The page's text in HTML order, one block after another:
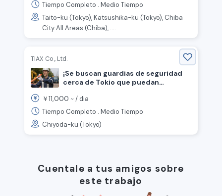
Tiempo Completo . Medio Tiempo
Taito-ku (Tokyo), Katsushika-ku (Tokyo), Chiba
City All Areas (Chiba), ....
TIAX Co., Ltd.
¡Se buscan guardias de seguridad
cerca de Tokio que puedan
cotidianas en japonés! ◎
￥11,000 ~ /dia
Tiempo Completo . Medio Tiempo
Chiyoda-ku (Tokyo)
Cuentale a tus amigos sobre
este trabajo